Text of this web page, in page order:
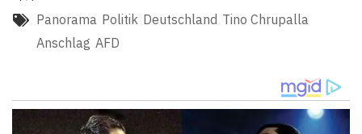
Panorama Politik Deutschland Tino Chrupalla
Anschlag AFD